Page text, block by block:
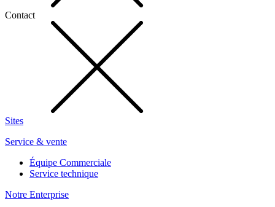
Contact
Sites
Service & vente
Équipe Commerciale
Service technique
Notre Enterprise